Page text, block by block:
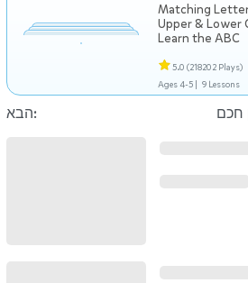
Matching
Upper & Lower
Learn the ABC
5.0 (218202 Plays)
Ages 4-5 | 9 Lessons
הבא: